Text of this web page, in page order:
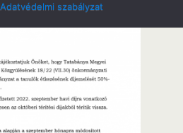
Adatvédelmi szabályzat